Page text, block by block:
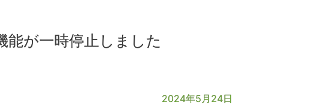
能が一時停止しました
2024年5月24日